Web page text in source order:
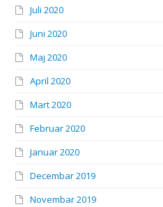
Juli 2020
Juni 2020
Maj 2020
April 2020
Mart 2020
Februar 2020
Januar 2020
Decembar 2019
Novembar 2019